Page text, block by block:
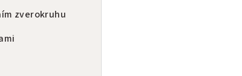
zverokruhu